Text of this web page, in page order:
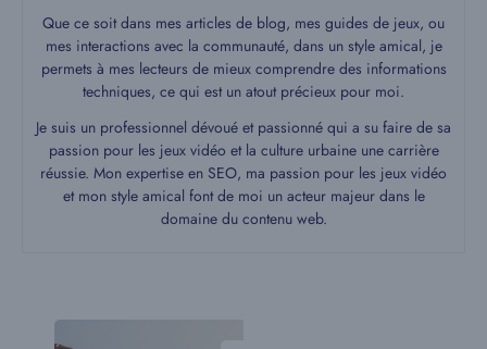
Que ce soit dans mes articles de blog, mes guides de jeux, ou
mes interactions avec la communauté, dans un style amical, je
permets à mes lecteurs de mieux comprendre des informations
techniques, ce qui est un atout précieux pour moi.
Je suis un professionnel dévoué et passionné qui a su faire de sa
passion pour les jeux vidéo et la culture urbaine une carrière
réussie. Mon expertise en SEO, ma passion pour les jeux vidéo
et mon style amical font de moi un acteur majeur dans le
domaine du contenu web.